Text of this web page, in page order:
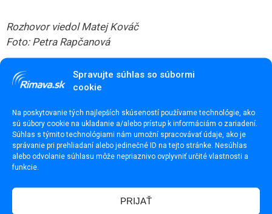
Spravujte súhlas so súbormi
cookie
Na poskytovanie tých najlepších skúseností používame technológie, ako
sú súbory cookie na ukladanie a/alebo prístup k informáciám o zariadení.
Súhlas s týmito technológiami nám umožní spracovávať údaje, ako je
správanie pri prehliadaní alebo jedinečné ID na tejto stránke. Nesúhlas
alebo odvolanie súhlasu môže nepriaznivo ovplyvniť určité vlastnosti a
funkcie.
PRIJAŤ
Rozhovor viedol Matej Kováč
Foto: Petra Rapčanová